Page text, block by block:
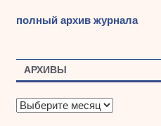
полный архив журнала
АРХИВЫ
А